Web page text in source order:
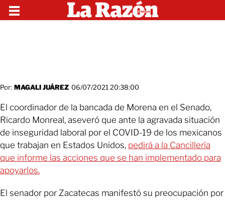
Por: MAGALI JUÁREZ 06/07/2021 20:38:00
El coordinador de la bancada de Morena en el Senado,
Ricardo Monreal, aseveró que ante la agravada situación
de inseguridad laboral por el COVID-19 de los mexicanos
que trabajan en Estados Unidos, pedirá a la Cancillería
que informe las acciones que se han implementado para
apoyarlos.
El senador por Zacatecas manifestó su preocupación por